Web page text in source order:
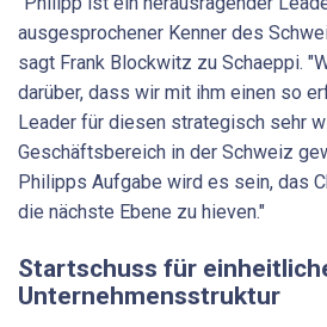
ausgesprochener Kenner des
sagt Frank Blockwitz zu Schaeppi.
darüber, dass wir mit ihm einen so
Leader für diesen strategisch sehr
Geschäftsbereich in der Schweiz
Philipps Aufgabe wird es sein, das
die nächste Ebene zu hieven."
Startschuss für
Unternehmensstruktur